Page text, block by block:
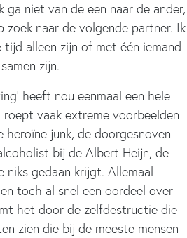
ga niet van de een naar de ander,
zoek naar de volgende partner. Ik
tijd alleen zijn of met één iemand
samen zijn.
heeft nou eenmaal een hele
vaak extreme voorbeelden
heroïne junk, de doorgesnoven
bij de Albert Heijn, de
niks gedaan krijgt. Allemaal
toch al snel een oordeel over
het door de zelfdestructie die
zien die bij de meeste mensen